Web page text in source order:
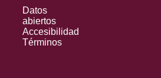
Datos
abiertos
Accesibilidad
Términos